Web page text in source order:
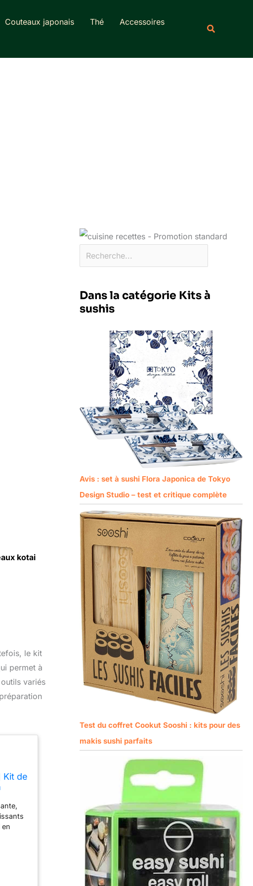
Couteaux japonais Thé
Accessoires
kotai
le kit
permet à
variés
Kit de
en
;
pour
Dans la catégorie Kits à
sushis
Avis : set à sushi Flora Japonica de Tokyo
Design Studio – test et critique complète
Test du coffret Cookut Sooshi : kits pour des
makis sushi parfaits